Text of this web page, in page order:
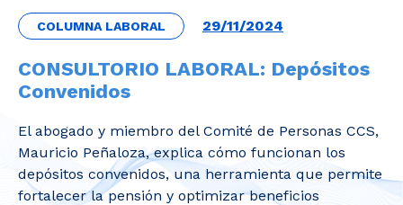
Nuestra Institución
Pilares Estratégicos
Comités de Trabajo
COLUMNA LABORAL 29/11/2024
CONSULTORIO LABORAL: Depósitos
Convenidos
El abogado y miembro del Comité de Personas CCS,
Mauricio Peñaloza, explica cómo funcionan los
depósitos convenidos, una herramienta que permite
fortalecer la pensión y optimizar beneficios